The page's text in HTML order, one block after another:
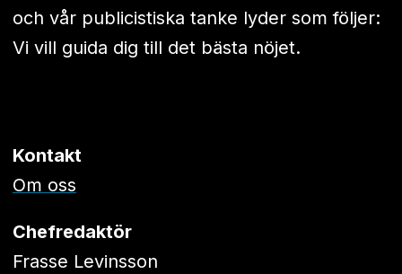
och vår publicistiska tanke lyder som följer:
Vi vill guida dig till det bästa nöjet.
Kontakt
Om oss
Chefredaktör
Frasse Levinsson